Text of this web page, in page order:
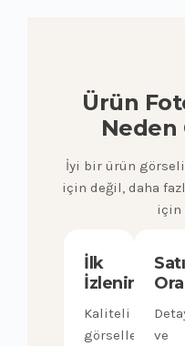
Ürün
Neden
İyi bir ürün
için değil, daha
için
İlk
İzlenim
Kaliteli
görseller
ve